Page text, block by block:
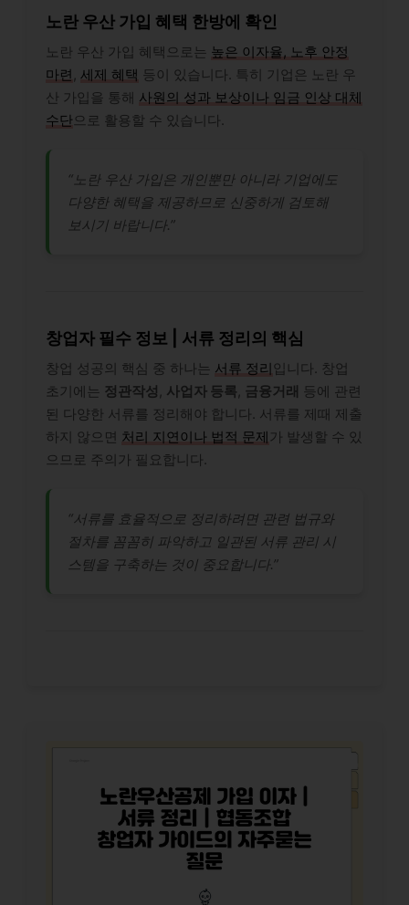
노란 우산 가입 혜택 한방에 확인
노란 우산 가입 혜택으로는 높은 이자율, 노후 안정
마련 세제 혜택 등이 있습니다. 특히 기업은 노란 우
산 가입을 통해 사원의 성과 보상이나 임금 인상 대체
수단 으로 활용할 수 있습니다.
“노란 우산 가입은 개인뿐만 아니라 기업에도
다양한 혜택을 제공하므로 신중하게 검토해
보시기 바랍니다.”
창업자 필수 정보 | 서류 정리의 핵심
창업 성공의 핵심 중 하나는 서류 정리입니다. 창업
초기에는 정관작성 사업자 등록 금융거래 등에 관련
된 다양한 서류를 정리해야 합니다. 서류를 제때 제출
하지 않으면 처리 지연이나 법적 문제 가 발생할 수 있
으므로 주의가 필요합니다.
“서류를 효율적으로 정리하려면 관련 법규와
절차를 꼼꼼히 파악하고 일관된 서류 관리 시
스템을 구축하는 것이 중요합니다.”